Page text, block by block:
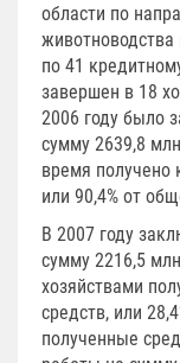
области по
животноводства
по 41
завершен в 18
2006 году было
сумму 2639,8
время получено
или 90,4% от
В 2007 году
сумму 2216,5
хозяйствами
средств, или
полученные